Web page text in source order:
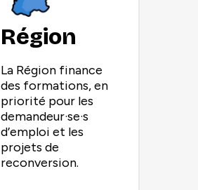
Région
La Région finance
des formations, en
priorité pour les
demandeur·se·s
d’emploi et les
projets de
reconversion.